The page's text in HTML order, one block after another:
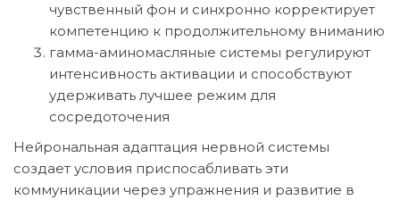
чувственный фон и синхронно корректирует
компетенцию к продолжительному вниманию
гамма-аминомасляные системы регулируют
интенсивность активации и способствуют
удерживать лучшее режим для
сосредоточения
Нейрональная адаптация нервной системы
создает условия приспосабливать эти
коммуникации через упражнения и развитие в